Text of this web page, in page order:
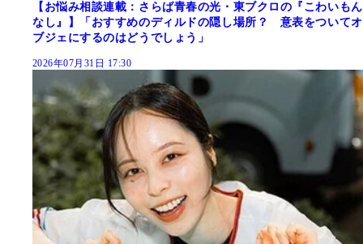
【お悩み相談連載：さらば青春の光・東ブクロの『こわいもん
なし』】「おすすめのディルドの隠し場所？ 意表をついてオ
ブジェにするのはどうでしょう」
2026年07月31日 17:30